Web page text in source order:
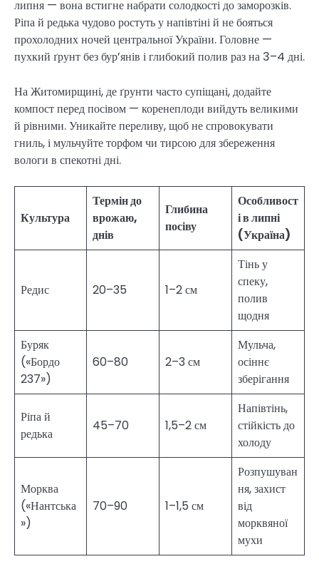
липня — вона встигне набрати солодкості до заморозків.
Ріпа й редька чудово ростуть у напівтіні й не бояться
прохолодних ночей центральної України. Головне —
пухкий ґрунт без бур’янів і глибокий полив раз на 3–4 дні.
На Житомирщині, де ґрунти часто супіщані, додайте
компост перед посівом — коренеплоди вийдуть великими
й рівними. Уникайте переливу, щоб не спровокувати
гниль, і мульчуйте торфом чи тирсою для збереження
вологи в спекотні дні.
Культура
Термін до
врожаю,
днів
Глибина
посіву
Особливост
і в липні
(Україна)
Редис 20–35 1–2 см
Тінь у
спеку,
полив
щодня
Буряк
(«Бордо
237»)
60–80 2–3 см
Мульча,
осіннє
зберігання
Ріпа й
редька
45–70 1,5–2 см
Напівтінь,
стійкість до
холоду
Морква
(«Нантська
»)
70–90 1–1,5 см
Розпушуван
ня, захист
від
морквяної
мухи